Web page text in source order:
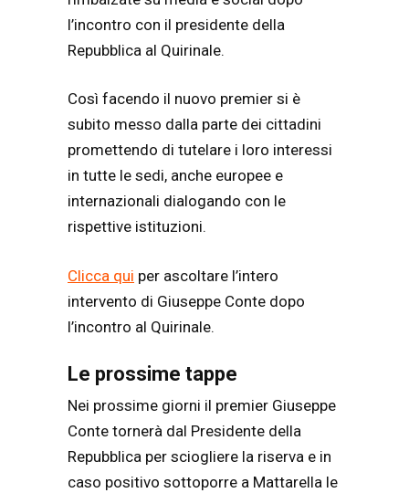
l’incontro con il presidente della
Repubblica al Quirinale.
Così facendo il nuovo premier si è
subito messo dalla parte dei cittadini
promettendo di tutelare i loro interessi
in tutte le sedi, anche europee e
internazionali dialogando con le
rispettive istituzioni.
Clicca qui per ascoltare l’intero
intervento di Giuseppe Conte dopo
l’incontro al Quirinale.
Le prossime tappe
Nei prossime giorni il premier Giuseppe
Conte tornerà dal Presidente della
Repubblica per sciogliere la riserva e in
caso positivo sottoporre a Mattarella le